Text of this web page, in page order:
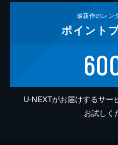
最新作のレン
ポイント
U-NEXTがお届けするサー
お試しく